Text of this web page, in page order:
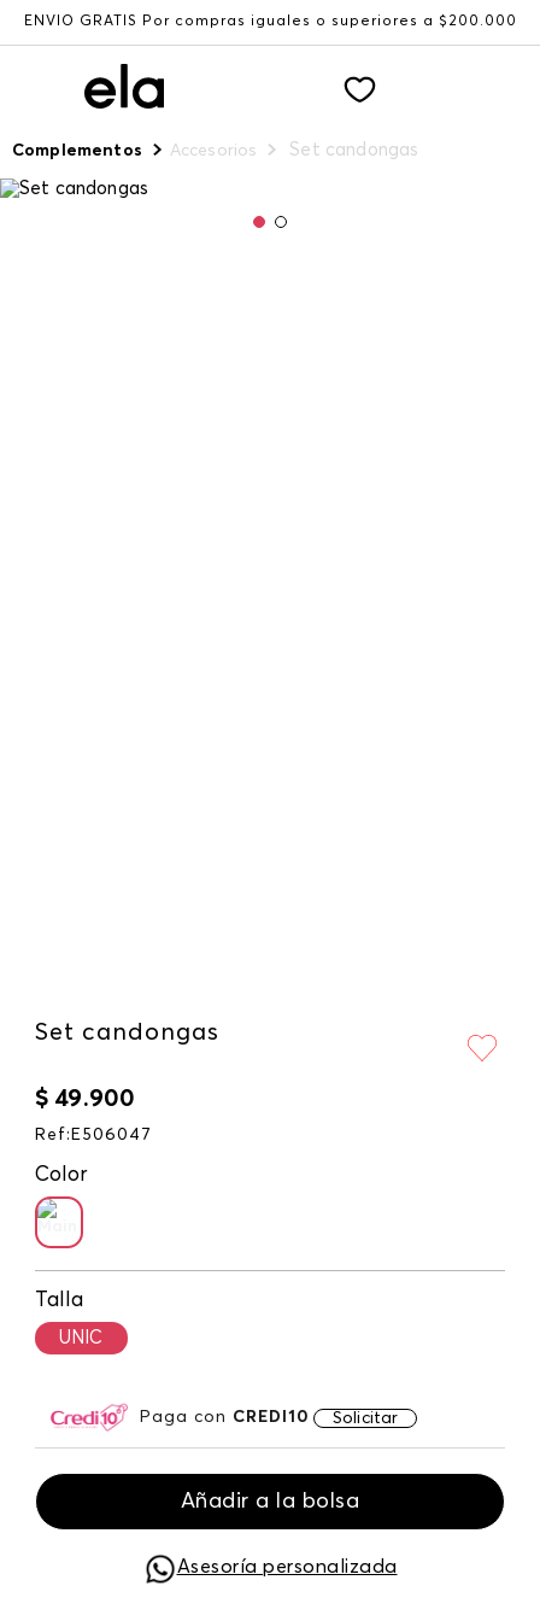
ENVÍO GRATIS Por compras iguales o superiores a $200.000
Complementos Accesorios Set candongas
Set candongas
$ 49.900
Ref : E506047
Color
Talla
UNIC
Paga con CREDI10 Solicitar
Añadir a la bolsa
Asesoría personalizada